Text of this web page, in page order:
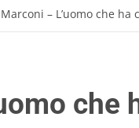
Marconi – L’uomo che
che